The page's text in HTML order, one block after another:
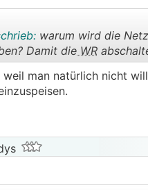
warum wird die
Damit die WR
weil man natürlich nicht